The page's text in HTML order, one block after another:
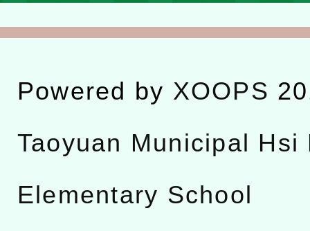
Powered by XOOPS
Taoyuan Municipal Hsi
Elementary School